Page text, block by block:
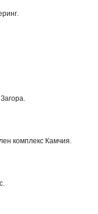
.
.
комплекс Камчия.